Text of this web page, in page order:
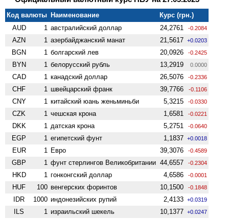
Код валюты Наименование
Курс (грн.)
AUD
1 австралийский доллар 24,2761 -0.2084
AZN 1 азербайджанский манат 21,5617 +0.0203
BGN 1 болгарский лев 20,0926 -0.2425
BYN 1 белорусский рубль 13,2919 0.0000
CAD 1 канадский доллар 26,5076 -0.2336
CHF 1 швейцарский франк 39,7766 -0.1106
CNY 1 китайский юань женьминьби 5,3215 -0.0330
CZK 1 чешская крона 1,6581 -0.0221
DKK 1 датская крона 5,2751 -0.0640
EGP 1 египетский фунт 1,1837 +0.0018
EUR 1 Евро 39,3076 -0.4589
GBP 1 фунт стерлингов Велико­британии 44,6557 -0.2304
HKD 1 гонконгский доллар 4,6586 -0.0001
HUF 100 венгерских форинтов 10,1500 -0.1848
IDR 1000 индонезийских рупий 2,4133 +0.0319
ILS 1 израильский шекель 10,1377 +0.0247